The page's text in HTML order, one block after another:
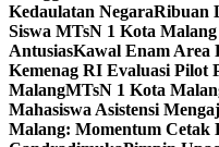
Kedaulatan NegaraRibuan
Siswa MTsN 1 Kota
AntusiasKawal Enam Area
Kemenag RI Evaluasi
MalangMTsN 1 Kota
Mahasiswa Asistensi
Malang: Momentum Cetak